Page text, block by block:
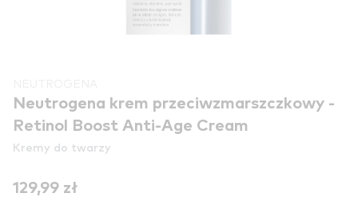
Neutrogena krem przeciwzmarszczkowy -
Retinol Boost Anti-Age Cream
Kremy do twarzy
129,99 zł